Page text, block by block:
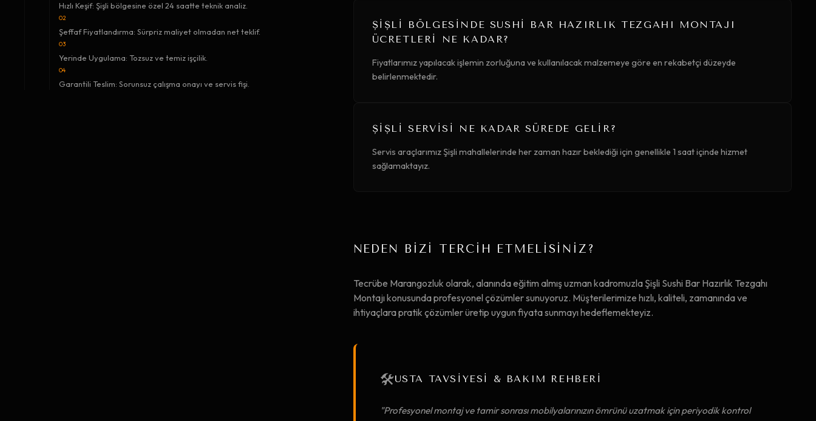
Hızlı Keşif: Şişli bölgesine özel 24 saatte teknik analiz.
02
Şeffaf Fiyatlandırma: Sürpriz maliyet olmadan net teklif.
03
Yerinde Uygulama: Tozsuz ve temiz işçilik.
04
Garantili Teslim: Sorunsuz çalışma onayı ve servis fişi.
ŞIŞLI BÖLGESINDE SUSHI BAR HAZIRLIK TEZGAHI MONTAJI
ÜCRETLERI NE KADAR?
Fiyatlarımız yapılacak işlemin zorluğuna ve kullanılacak malzemeye göre en rekabetçi düzeyde
belirlenmektedir.
ŞIŞLI SERVISI NE KADAR SÜREDE GELIR?
Servis araçlarımız Şişli mahallelerinde her zaman hazır beklediği için genellikle 1 saat içinde hizmet
sağlamaktayız.
NEDEN BİZİ TERCİH ETMELİSİNİZ?
Tecrübe Marangozluk olarak, alanında eğitim almış uzman kadromuzla Şişli Sushi Bar Hazırlık Tezgahı
Montajı konusunda profesyonel çözümler sunuyoruz. Müşterilerimize hızlı, kaliteli, zamanında ve
ihtiyaçlara pratik çözümler üretip uygun fiyata sunmayı hedeflemekteyiz.
🛠️USTA TAVSİYESİ & BAKIM REHBERİ
"Profesyonel montaj ve tamir sonrası mobilyalarınızın ömrünü uzatmak için periyodik kontrol